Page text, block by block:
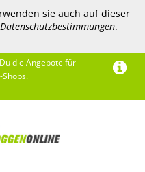
sie auch auf dieser
Datenschutzbestimmungen.
die Angebote für